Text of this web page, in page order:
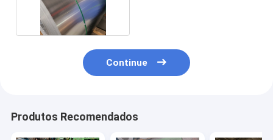
Continue
Produtos Recomendados